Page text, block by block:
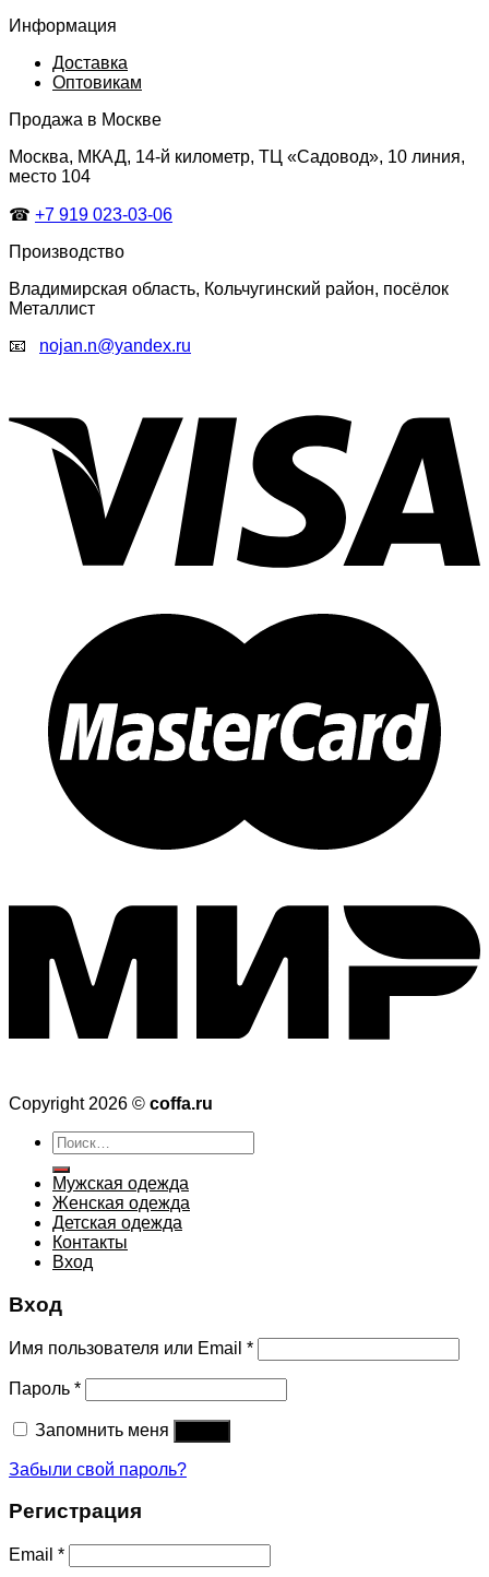
Информация
Доставка
Оптовикам
Продажа в Москве
Москва, МКАД, 14-й километр, ТЦ «Садовод», 10 линия,
место 104
☎ +7 919 023-03-06
Производство
Владимирская область, Кольчугинский район, посёлок
Металлист
📧 nojan.n@yandex.ru
Copyright 2026 © coffa.ru
Искать:
Мужская одежда
Женская одежда
Детская одежда
Контакты
Вход
Вход
Имя пользователя или Email *
Пароль *
Запомнить меня
Забыли свой пароль?
Регистрация
Email *